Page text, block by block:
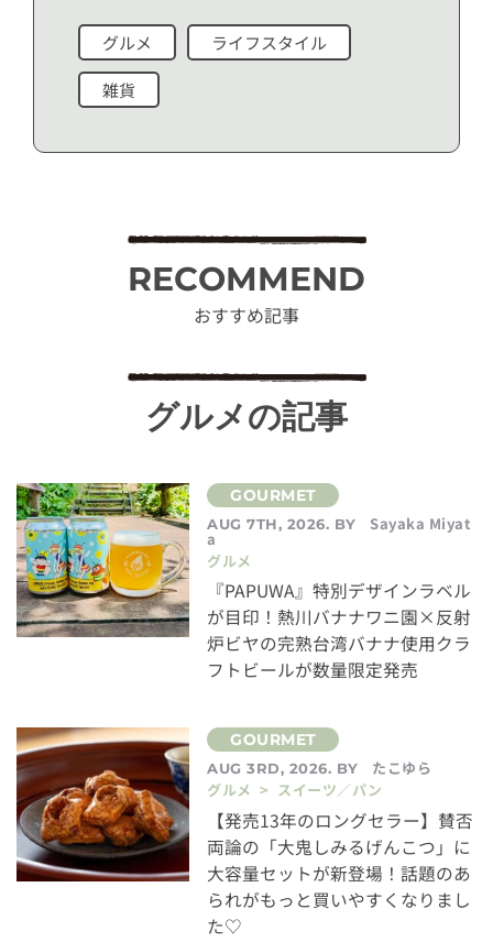
グルメ ライフスタイル
雑貨
RECOMMEND
おすすめ記事
グルメの記事
AUG 7TH, 2026. BY Sayaka Miyat
a
グルメ
『PAPUWA』特別デザインラベル
が目印！熱川バナナワニ園×反射
炉ビヤの完熟台湾バナナ使用クラ
フトビールが数量限定発売
AUG 3RD, 2026. BY
たこゆら
グルメ > スイーツ／パン
【発売13年のロングセラー】賛否
両論の「大鬼しみるげんこつ」に
大容量セットが新登場！話題のあ
られがもっと買いやすくなりまし
た♡